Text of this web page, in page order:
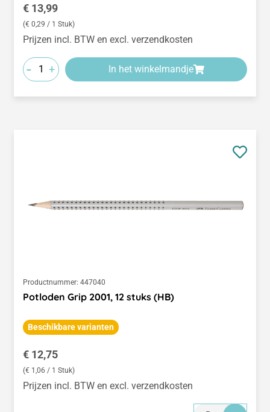
Normale prijs:
€ 13,99
(€ 0,29 / 1 Stuk)
Prijzen incl. BTW en excl. verzendkosten
- + In het winkelmandje
Productnummer: 447040
Potloden Grip 2001, 12 stuks (HB)
Beschikbare varianten
Normale prijs:
€ 12,75
(€ 1,06 / 1 Stuk)
Prijzen incl. BTW en excl. verzendkosten